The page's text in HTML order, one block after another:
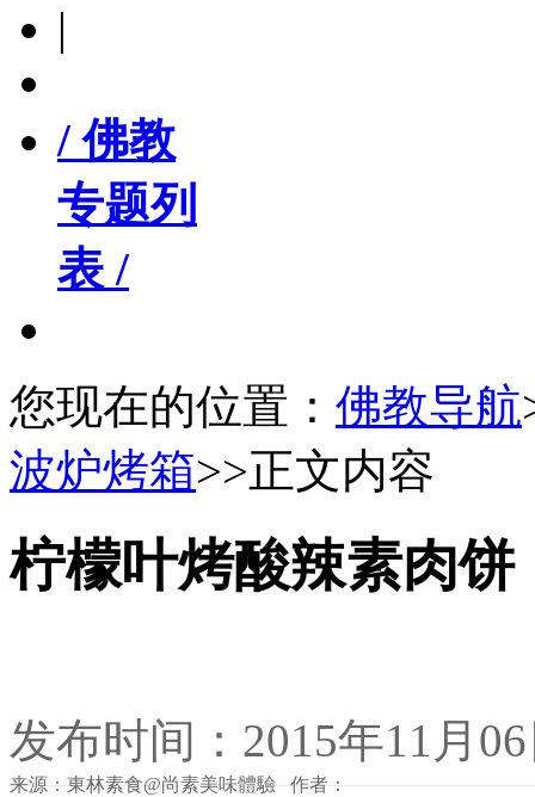
|
/ 佛教
专题列
表 /
您现在的位置： 佛教导航
波炉烤箱>>正文内容
柠檬叶烤酸辣素肉饼
发布时间：2015年11月
来源：東林素食@尚素美味體驗 作者：